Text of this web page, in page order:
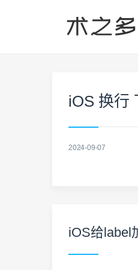
iOS 换行
2024-09-07
iOS给label